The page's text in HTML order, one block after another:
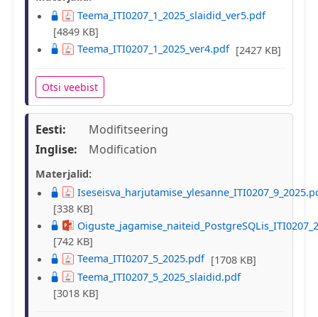
Teema_ITI0207_1_2025_slaidid_ver5.pdf
[4849 KB]
Teema_ITI0207_1_2025_ver4.pdf [2427 KB]
Otsi veebist
Eesti:
Modifitseering
Inglise:
Modification
Materjalid:
[338 KB]
[742 KB]
Teema_ITI0207_5_2025.pdf [1708 KB]
Teema_ITI0207_5_2025_slaidid.pdf
[3018 KB]